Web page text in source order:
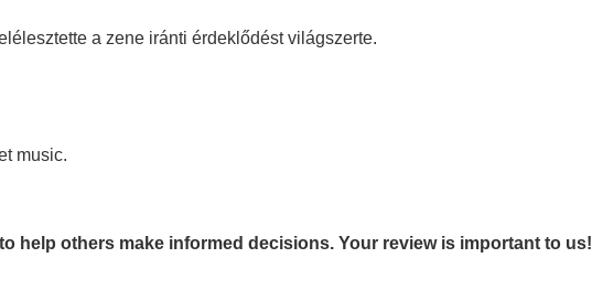
a zene iránti érdeklődést világszerte.
music.
help others make informed decisions. Your review is important to us!